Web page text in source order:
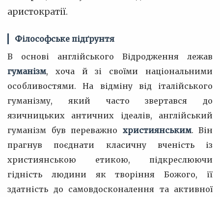
аристократії.
Філософське підґрунтя
В основі англійського Відродження лежав
гуманізм, хоча й зі своїми національними
особливостями. На відміну від італійського
гуманізму, який часто звертався до
язичницьких античних ідеалів, англійський
гуманізм був переважно християнським. Він
прагнув поєднати класичну вченість із
християнською етикою, підкреслюючи
гідність людини як творіння Божого, її
здатність до самовдосконалення та активної